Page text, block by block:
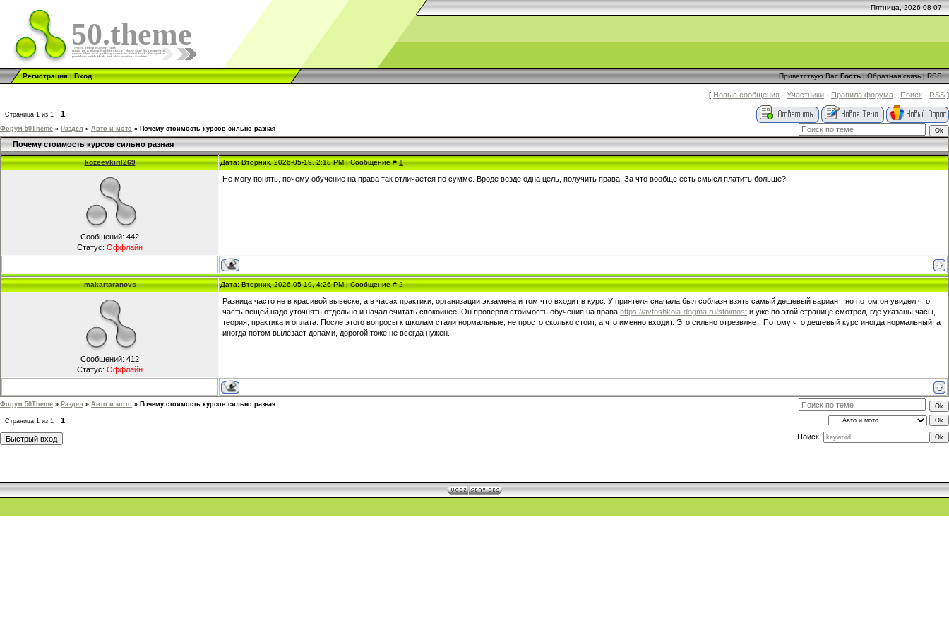
Пятница, 2026-08-07
50.theme
Регистрация|Вход Приветствую Вас Гость|Обратная связь|RSS
[ Новые сообщения · Участники · Правила форума · Поиск · RSS ]
Страница 1 из 1 1
Форум 50Theme » Раздел » Авто и мото » Почему стоимость курсов сильно разная
Почему стоимость курсов сильно разная
kozeevkiril269 Дата: Вторник, 2026-05-19, 2:18 PM | Сообщение #1
Сообщений: 442
Статус: Оффлайн
Не могу понять, почему обучение на права так отличается по сумме. Вроде везде одна цель, получить права. За что вообще есть смысл платить больше?
makartaranovs Дата: Вторник, 2026-05-19, 4:26 PM | Сообщение #2
Сообщений: 412
Статус: Оффлайн
Разница часто не в красивой вывеске, а в часах практики, организации экзамена и том что входит в курс. У приятеля сначала был соблазн взять самый дешевый вариант, но потом он увидел что
часть вещей надо уточнять отдельно и начал считать спокойнее. Он проверял стоимость обучения на права https://avtoshkola-dogma.ru/stoimost и уже по этой странице смотрел, где указаны часы,
теория, практика и оплата. После этого вопросы к школам стали нормальные, не просто сколько стоит, а что именно входит. Это сильно отрезвляет. Потому что дешевый курс иногда нормальный, а
иногда потом вылезает допами, дорогой тоже не всегда нужен.
Форум 50Theme » Раздел » Авто и мото » Почему стоимость курсов сильно разная
Страница 1 из 1
1
Поиск: